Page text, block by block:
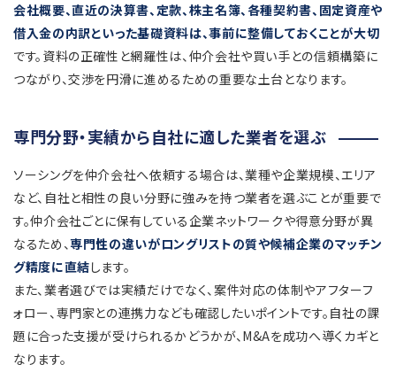
会社概要、直近の決算書、定款、株主名簿、各種契約書、固定資産や
借入金の内訳といった基礎資料は、事前に整備しておくことが大切
です。資料の正確性と網羅性は、仲介会社や買い手との信頼構築に
つながり、交渉を円滑に進めるための重要な土台となります。
専門分野・実績から自社に適した業者を選ぶ
ソーシングを仲介会社へ依頼する場合は、業種や企業規模、エリア
など、自社と相性の良い分野に強みを持つ業者を選ぶことが重要で
す。仲介会社ごとに保有している企業ネットワークや得意分野が異
なるため、専門性の違いがロングリストの質や候補企業のマッチン
グ精度に直結します。
また、業者選びでは実績だけでなく、案件対応の体制やアフターフ
ォロー、専門家との連携力なども確認したいポイントです。自社の課
題に合った支援が受けられるかどうかが、M&Aを成功へ導くカギと
なります。